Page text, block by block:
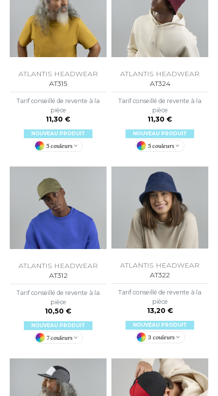
ATHLETIC®
ATHLETIC® COLLECTION
DENIM
JAYS
ATLANTIS HEADWEAR
AT315
Tarif conseillé de revente à la
pièce
11,30 €
NOUVEAU PRODUIT
5 couleurs
ATLANTIS HEADWEAR
AT324
Tarif conseillé de revente à la
pièce
11,30 €
NOUVEAU PRODUIT
5 couleurs
ATLANTIS HEADWEAR
AT312
Tarif conseillé de revente à la
pièce
10,50 €
NOUVEAU PRODUIT
7 couleurs
ATLANTIS HEADWEAR
AT322
Tarif conseillé de revente à la
pièce
13,20 €
NOUVEAU PRODUIT
3 couleurs